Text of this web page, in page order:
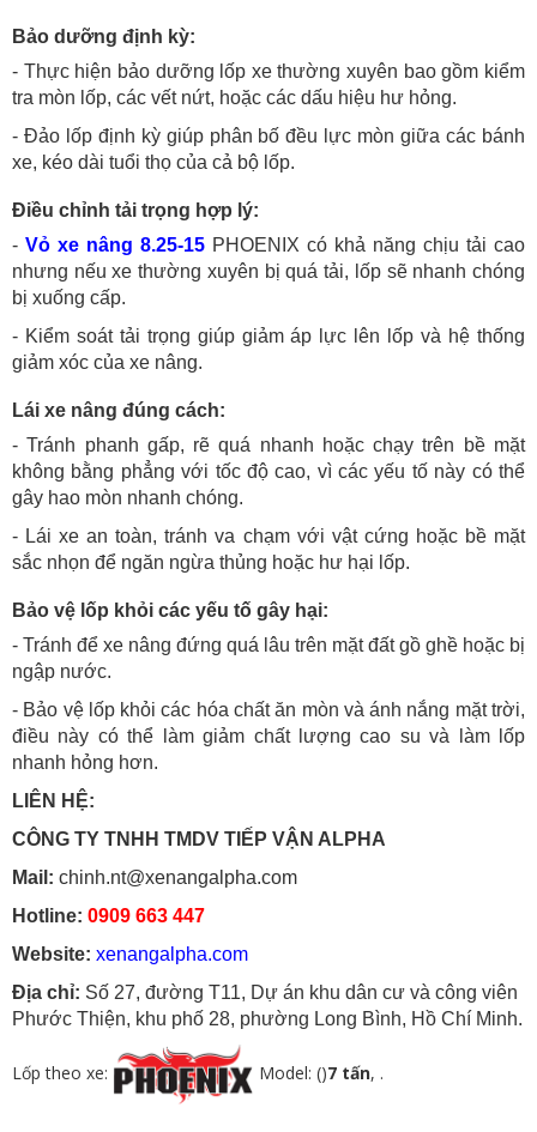
Bảo dưỡng định kỳ:
- Thực hiện bảo dưỡng lốp xe thường xuyên bao gồm kiểm
tra mòn lốp, các vết nứt, hoặc các dấu hiệu hư hỏng.
- Đảo lốp định kỳ giúp phân bố đều lực mòn giữa các bánh
xe, kéo dài tuổi thọ của cả bộ lốp.
Điều chỉnh tải trọng hợp lý:
- Vỏ xe nâng 8.25-15 PHOENIX có khả năng chịu tải cao
nhưng nếu xe thường xuyên bị quá tải, lốp sẽ nhanh chóng
bị xuống cấp.
- Kiểm soát tải trọng giúp giảm áp lực lên lốp và hệ thống
giảm xóc của xe nâng.
Lái xe nâng đúng cách:
- Tránh phanh gấp, rẽ quá nhanh hoặc chạy trên bề mặt
không bằng phẳng với tốc độ cao, vì các yếu tố này có thể
gây hao mòn nhanh chóng.
- Lái xe an toàn, tránh va chạm với vật cứng hoặc bề mặt
sắc nhọn để ngăn ngừa thủng hoặc hư hại lốp.
Bảo vệ lốp khỏi các yếu tố gây hại:
- Tránh để xe nâng đứng quá lâu trên mặt đất gồ ghề hoặc bị
ngập nước.
- Bảo vệ lốp khỏi các hóa chất ăn mòn và ánh nắng mặt trời,
điều này có thể làm giảm chất lượng cao su và làm lốp
nhanh hỏng hơn.
LIÊN HỆ:
CÔNG TY TNHH TMDV TIẾP VẬN ALPHA
Mail: chinh.nt@xenangalpha.com
Hotline: 0909 663 447
Website: xenangalpha.com
Địa chỉ: Số 27, đường T11, Dự án khu dân cư và công viên
Phước Thiện, khu phố 28, phường Long Bình, Hồ Chí Minh.
Lốp theo xe: Model: ()7 tấn, .